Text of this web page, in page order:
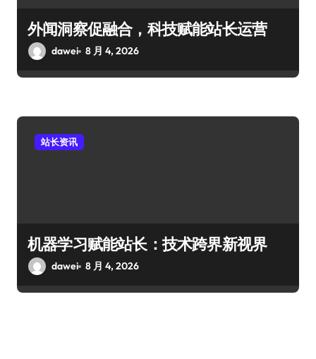
外闻洞察促融合，科技赋能站长运营
dawei 8 月 4, 2026
站长资讯
机器学习赋能站长：技术跨界新视界
dawei 8 月 4, 2026